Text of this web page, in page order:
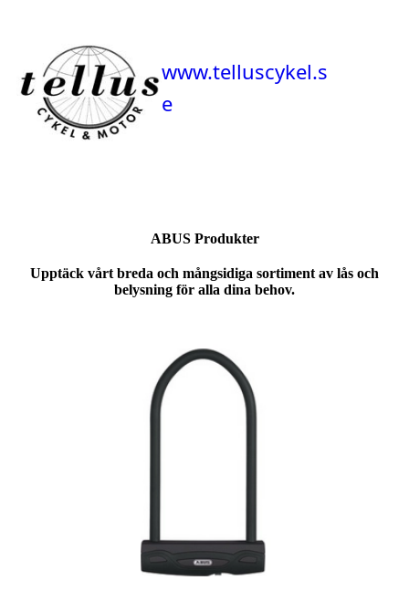
www.telluscykel.s
e
ABUS Produkter
Upptäck vårt breda och mångsidiga sortiment av lås och
belysning för alla dina behov.